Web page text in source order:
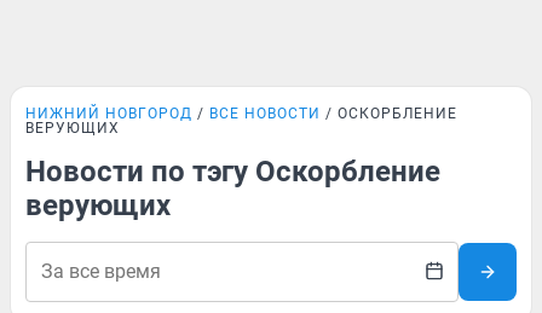
НИЖНИЙ НОВГОРОД ВСЕ НОВОСТИ
ОСКОРБЛЕНИЕ
ВЕРУЮЩИХ
Новости по тэгу Оскорбление
верующих